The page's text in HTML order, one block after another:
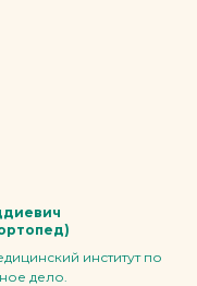
институт по
дело.